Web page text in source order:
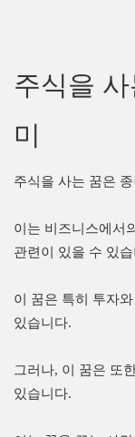
주식을
미
주식을 사는 꿈은
이는 비즈니스에서
관련이 있을 수 있
이 꿈은 특히 투자
있습니다.
그러나, 이 꿈은 또
있습니다.